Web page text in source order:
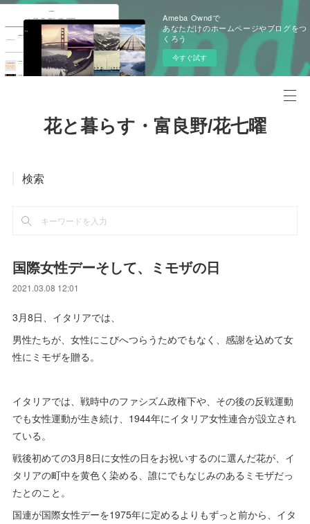
Ameba Owndで
あなただけのホームページやブログをつ
くろう
今すぐ試す
花と暮らす・富良野/花七曜
検索
国際女性デーそして、ミモザの日
2021.03.08 12:01
3月8日、イタリアでは、
男性たちが、女性にこびへつらうためでもなく、感謝を込めて女
性にミモザを贈る。
イタリアでは、戦時中のファシズム政権下や、その後の反戦運動
でも女性運動が生き続け、1944年にイタリア女性連合が設立され
ている。
戦後初めての3月8日に女性の日をお祝いするのに選んだ花が、イ
タリアの町中を黄色く染める、誰にでもなじみのあるミモザだっ
たとのこと。
国連が国際女性デーを1975年に定めるよりもずっと前から、イタ